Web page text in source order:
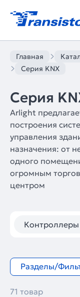
Главная
Серия KNX
Серия
Arlight
построения
управления
назначения: от
одного
огромным
центром
Контроллеры
Разделы/
71 товар